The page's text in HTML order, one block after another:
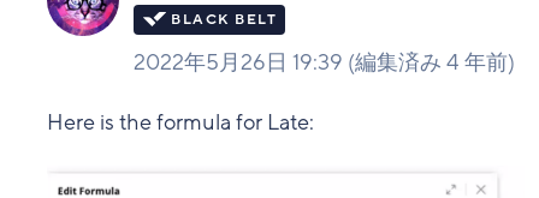
2022年5月26日 19:39 (編集済み4 年前)
Here is the formula for Late: